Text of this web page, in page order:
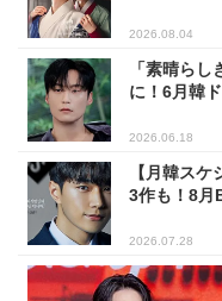
2026.08.04
「素晴ら
に！6月韓
2026.06.18
【月韓ス
3作も！8月
2026.07.28